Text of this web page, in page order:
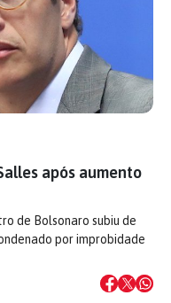
após aumento
de Bolsonaro subiu de
por improbidade